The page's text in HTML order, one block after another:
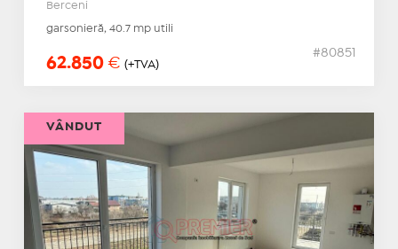
Berceni
garsonieră, 40.7 mp utili
62.850 € (+TVA)
#80851
VÂNDUT